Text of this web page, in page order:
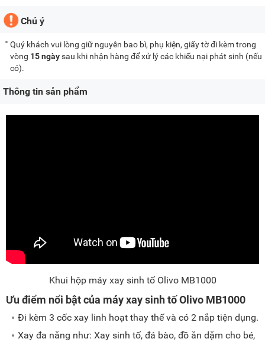
Chú ý
Quý khách vui lòng giữ nguyên bao bì, phụ kiện, giấy tờ đi kèm trong
vòng 15 ngàysau khi nhận hàng để xử lý các khiếu nại phát sinh (nếu
có).
Thông tin sản phẩm
Khui hộp máy xay sinh tố Olivo MB1000
Ưu điểm nổi bật của máy xay sinh tố Olivo MB1000
Đi kèm 3 cốc xay linh hoạt thay thế và có 2 nắp tiện dụng.
Xay đa năng như: Xay sinh tố, đá bào, đồ ăn dặm cho bé,